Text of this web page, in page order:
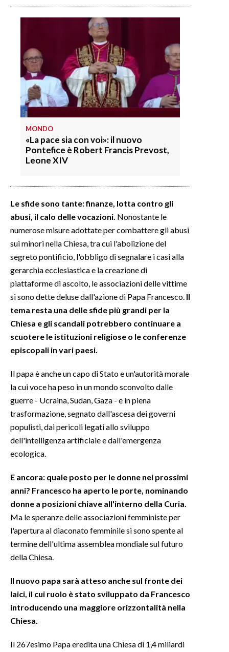
MONDO
«La pace sia con voi»: il nuovo
Pontefice è Robert Francis Prevost,
Leone XIV
Le sfide sono tante: finanze, lotta contro gli
abusi, il calo delle vocazioni. Nonostante le
numerose misure adottate per combattere gli abusi
sui minori nella Chiesa, tra cui l'abolizione del
segreto pontificio, l'obbligo di segnalare i casi alla
gerarchia ecclesiastica e la creazione di
piattaforme di ascolto, le associazioni delle vittime
si sono dette deluse dall'azione di Papa Francesco. Il
tema resta una delle sfide più grandi per la
Chiesa e gli scandali potrebbero continuare a
scuotere le istituzioni religiose o le conferenze
episcopali in vari paesi.
Il papa è anche un capo di Stato e un'autorità morale
la cui voce ha peso in un mondo sconvolto dalle
guerre - Ucraina, Sudan, Gaza - e in piena
trasformazione, segnato dall'ascesa dei governi
populisti, dai pericoli legati allo sviluppo
dell'intelligenza artificiale e dall'emergenza
ecologica.
E ancora: quale posto per le donne nei prossimi
anni? Francesco ha aperto le porte, nominando
donne a posizioni chiave all'interno della Curia.
Ma le speranze delle associazioni femministe per
l'apertura al diaconato femminile si sono spente al
termine dell'ultima assemblea mondiale sul futuro
della Chiesa.
Il nuovo papa sarà atteso anche sul fronte dei
laici, il cui ruolo è stato sviluppato da Francesco
introducendo una maggiore orizzontalità nella
Chiesa.
Il 267esimo Papa eredita una Chiesa di 1,4 miliardi